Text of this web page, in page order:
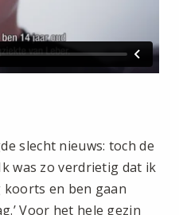
slecht nieuws: toch de
was zo verdrietig dat ik
koorts en ben gaan
Voor het hele gezin